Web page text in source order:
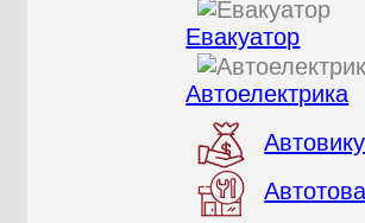
Евакуатор
Автоелектрика